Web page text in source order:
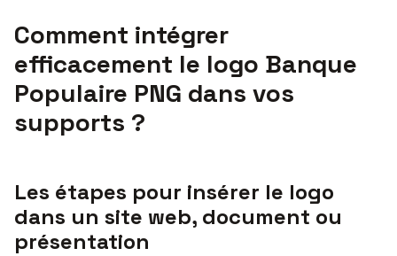
Comment intégrer
efficacement le logo Banque
Populaire PNG dans vos
supports ?
Les étapes pour insérer le logo
dans un site web, document ou
présentation